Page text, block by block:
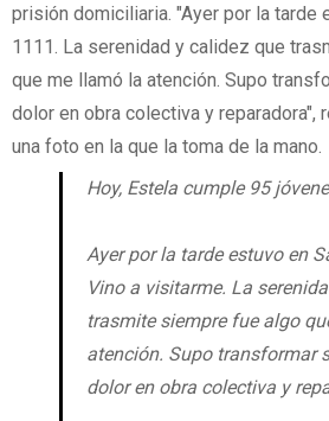
prisión domiciliaria. "Ayer por la tarde
1111. La serenidad y calidez que
que me llamó la atención. Supo
dolor en obra colectiva y reparadora",
una foto en la que la toma de la mano.
Hoy, Estela cumple 95
Ayer por la tarde estuvo en
Vino a visitarme. La
trasmite siempre fue algo
atención. Supo transformar
dolor en obra colectiva y